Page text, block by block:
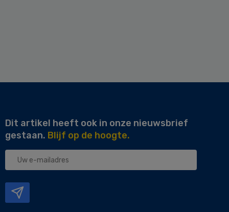
Dit artikel heeft ook in onze nieuwsbrief
gestaan. Blijf op de hoogte.
Uw